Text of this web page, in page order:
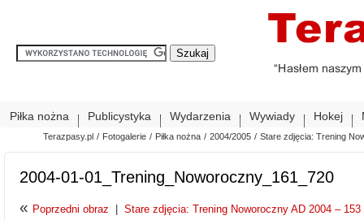
Piłka nożna Publicystyka Wydarzenia Wywiady Hokej
Terazpasy.pl / Fotogalerie / Piłka nożna / 2004/2005 / Stare zdjęcia: Trening
2004-01-01_Trening_Noworoczny_161_720
« Poprzedni obraz Stare zdjęcia: Trening Noworoczny AD 2004 –